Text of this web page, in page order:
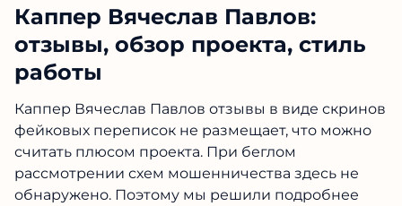
Каппер Вячеслав Павлов:
отзывы, обзор проекта, стиль
работы
Каппер Вячеслав Павлов отзывы в виде
скринов фейковых переписок не размещает,
что можно считать плюсом проекта. При
беглом рассмотрении схем мошенничества
здесь не обнаружено. Поэтому мы решили